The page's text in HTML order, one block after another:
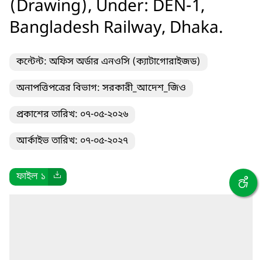
(Drawing), Under: DEN-1,
Bangladesh Railway, Dhaka.
কন্টেন্ট: অফিস অর্ডার এনওসি (ক্যাটাগোরাইজড)
অনাপত্তিপত্রের বিভাগ: সরকারী_আদেশ_জিও
প্রকাশের তারিখ: ০৭-০৫-২০২৬
আর্কাইভ তারিখ: ০৭-০৫-২০২৭
ফাইল ১